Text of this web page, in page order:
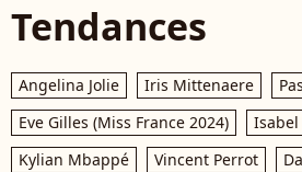
Tendances
Angelina Jolie Iris Mittenaere
Eve Gilles (Miss France 2024)
Kylian Mbappé
Vincent Perrot